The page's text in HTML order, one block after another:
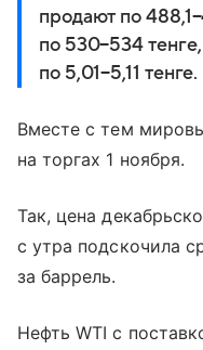
продают по
по 530−534
по 5,01−5,11 тенге.
Вместе с тем
на торгах 1 ноября.
Так, цена
с утра подскочила
за баррель.
Нефть WTI с